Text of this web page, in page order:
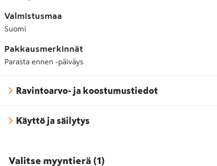
Valmistusmaa
Suomi
Pakkausmerkinnät
Parasta ennen -päiväys
Ravintoarvo- ja koostumustiedot
Käyttö ja säilytys
Valitse myyntierä (1 )